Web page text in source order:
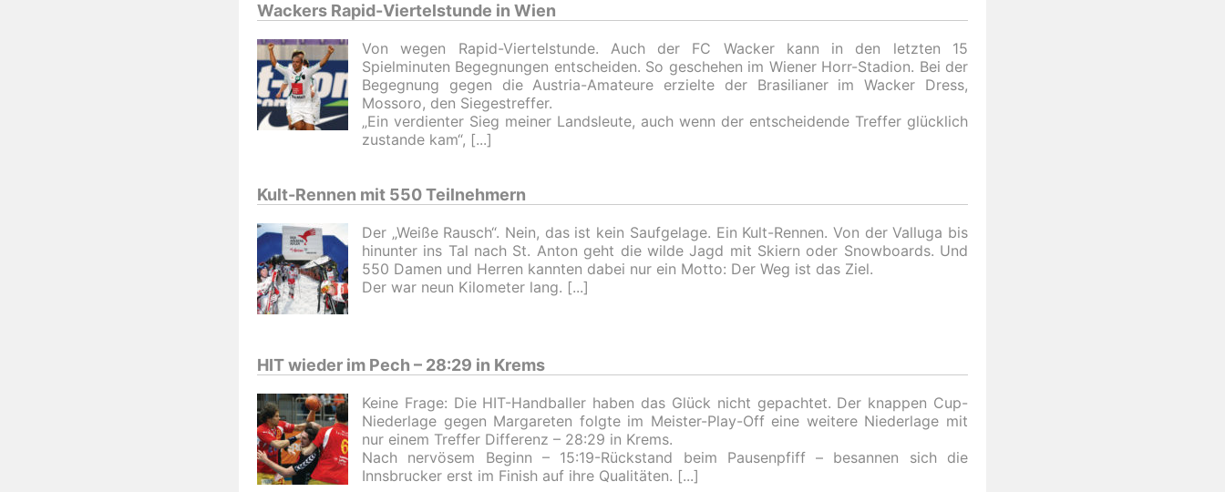
Wackers Rapid-Viertelstunde in Wien
Von wegen Rapid-Viertelstunde. Auch der FC Wacker kann in den letzten 15
Spielminuten Begegnungen entscheiden. So geschehen im Wiener Horr-Stadion. Bei der
Begegnung gegen die Austria-Amateure erzielte der Brasilianer im Wacker Dress,
Mossoro, den Siegestreffer.
„Ein verdienter Sieg meiner Landsleute, auch wenn der entscheidende Treffer glücklich
zustande kam“,
Kult-Rennen mit 550 Teilnehmern
Der „Weiße Rausch“. Nein, das ist kein Saufgelage. Ein Kult-Rennen. Von der Valluga bis
hinunter ins Tal nach St. Anton geht die wilde Jagd mit Skiern oder Snowboards. Und
550 Damen und Herren kannten dabei nur ein Motto: Der Weg ist das Ziel.
Der war neun Kilometer lang.
HIT wieder im Pech – 28:29 in Krems
Keine Frage: Die HIT-Handballer haben das Glück nicht gepachtet. Der knappen Cup-
Niederlage gegen Margareten folgte im Meister-Play-Off eine weitere Niederlage mit
nur einem Treffer Differenz – 28:29 in Krems.
Nach nervösem Beginn – 15:19-Rückstand beim Pausenpfiff – besannen sich die
Innsbrucker erst im Finish auf ihre Qualitäten.